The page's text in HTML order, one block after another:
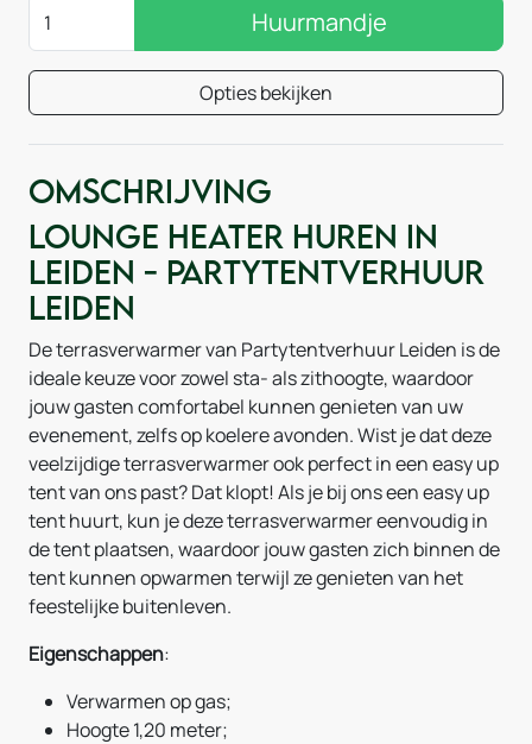
Huurmandje
Opties bekijken
Omschrijving
Lounge heater huren in
Leiden - Partytentverhuur
Leiden
De terrasverwarmer van Partytentverhuur Leiden is de
ideale keuze voor zowel sta- als zithoogte, waardoor
jouw gasten comfortabel kunnen genieten van uw
evenement, zelfs op koelere avonden. Wist je dat deze
veelzijdige terrasverwarmer ook perfect in een easy up
tent van ons past? Dat klopt! Als je bij ons een easy up
tent huurt, kun je deze terrasverwarmer eenvoudig in
de tent plaatsen, waardoor jouw gasten zich binnen de
tent kunnen opwarmen terwijl ze genieten van het
feestelijke buitenleven.
Eigenschappen:
Verwarmen op gas;
Hoogte 1,20 meter;